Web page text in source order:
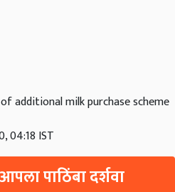
additional milk purchase scheme
04:18 IST
पाठिंबा दर्शवा